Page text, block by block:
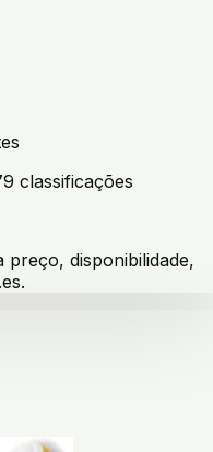
classificações
preço, disponibilidade,